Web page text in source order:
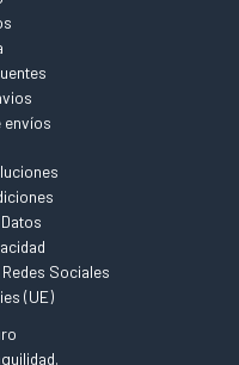
envíos
Sociales
(UE)